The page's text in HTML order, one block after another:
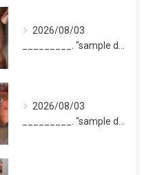
2026/08/03
2026/08/03